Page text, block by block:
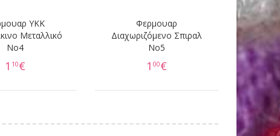
YKK
Μεταλλικό
Νο4
1 10€
Φερμουαρ
Διαχωριζόμενο Σπιραλ
No5
1 00€